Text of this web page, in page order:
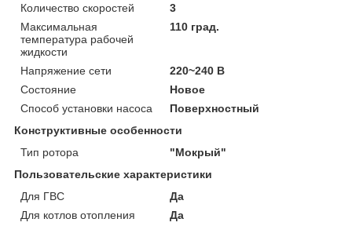
Количество скоростей
3
Максимальная
температура рабочей
жидкости
110 град.
Напряжение сети
220~240 В
Состояние
Новое
Способ установки насоса
Поверхностный
Конструктивные особенности
Тип ротора
"Мокрый"
Пользовательские характеристики
Для ГВС
Да
Для котлов отопления
Да